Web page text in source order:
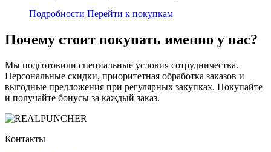
Подробности Перейти к покупкам
Почему стоит покупать именно у нас?
Мы подготовили специальные условия сотрудничества.
Персональные скидки, приоритетная обработка заказов и
выгодные предложения при регулярных закупках. Покупайте
и получайте бонусы за каждый заказ.
Контакты